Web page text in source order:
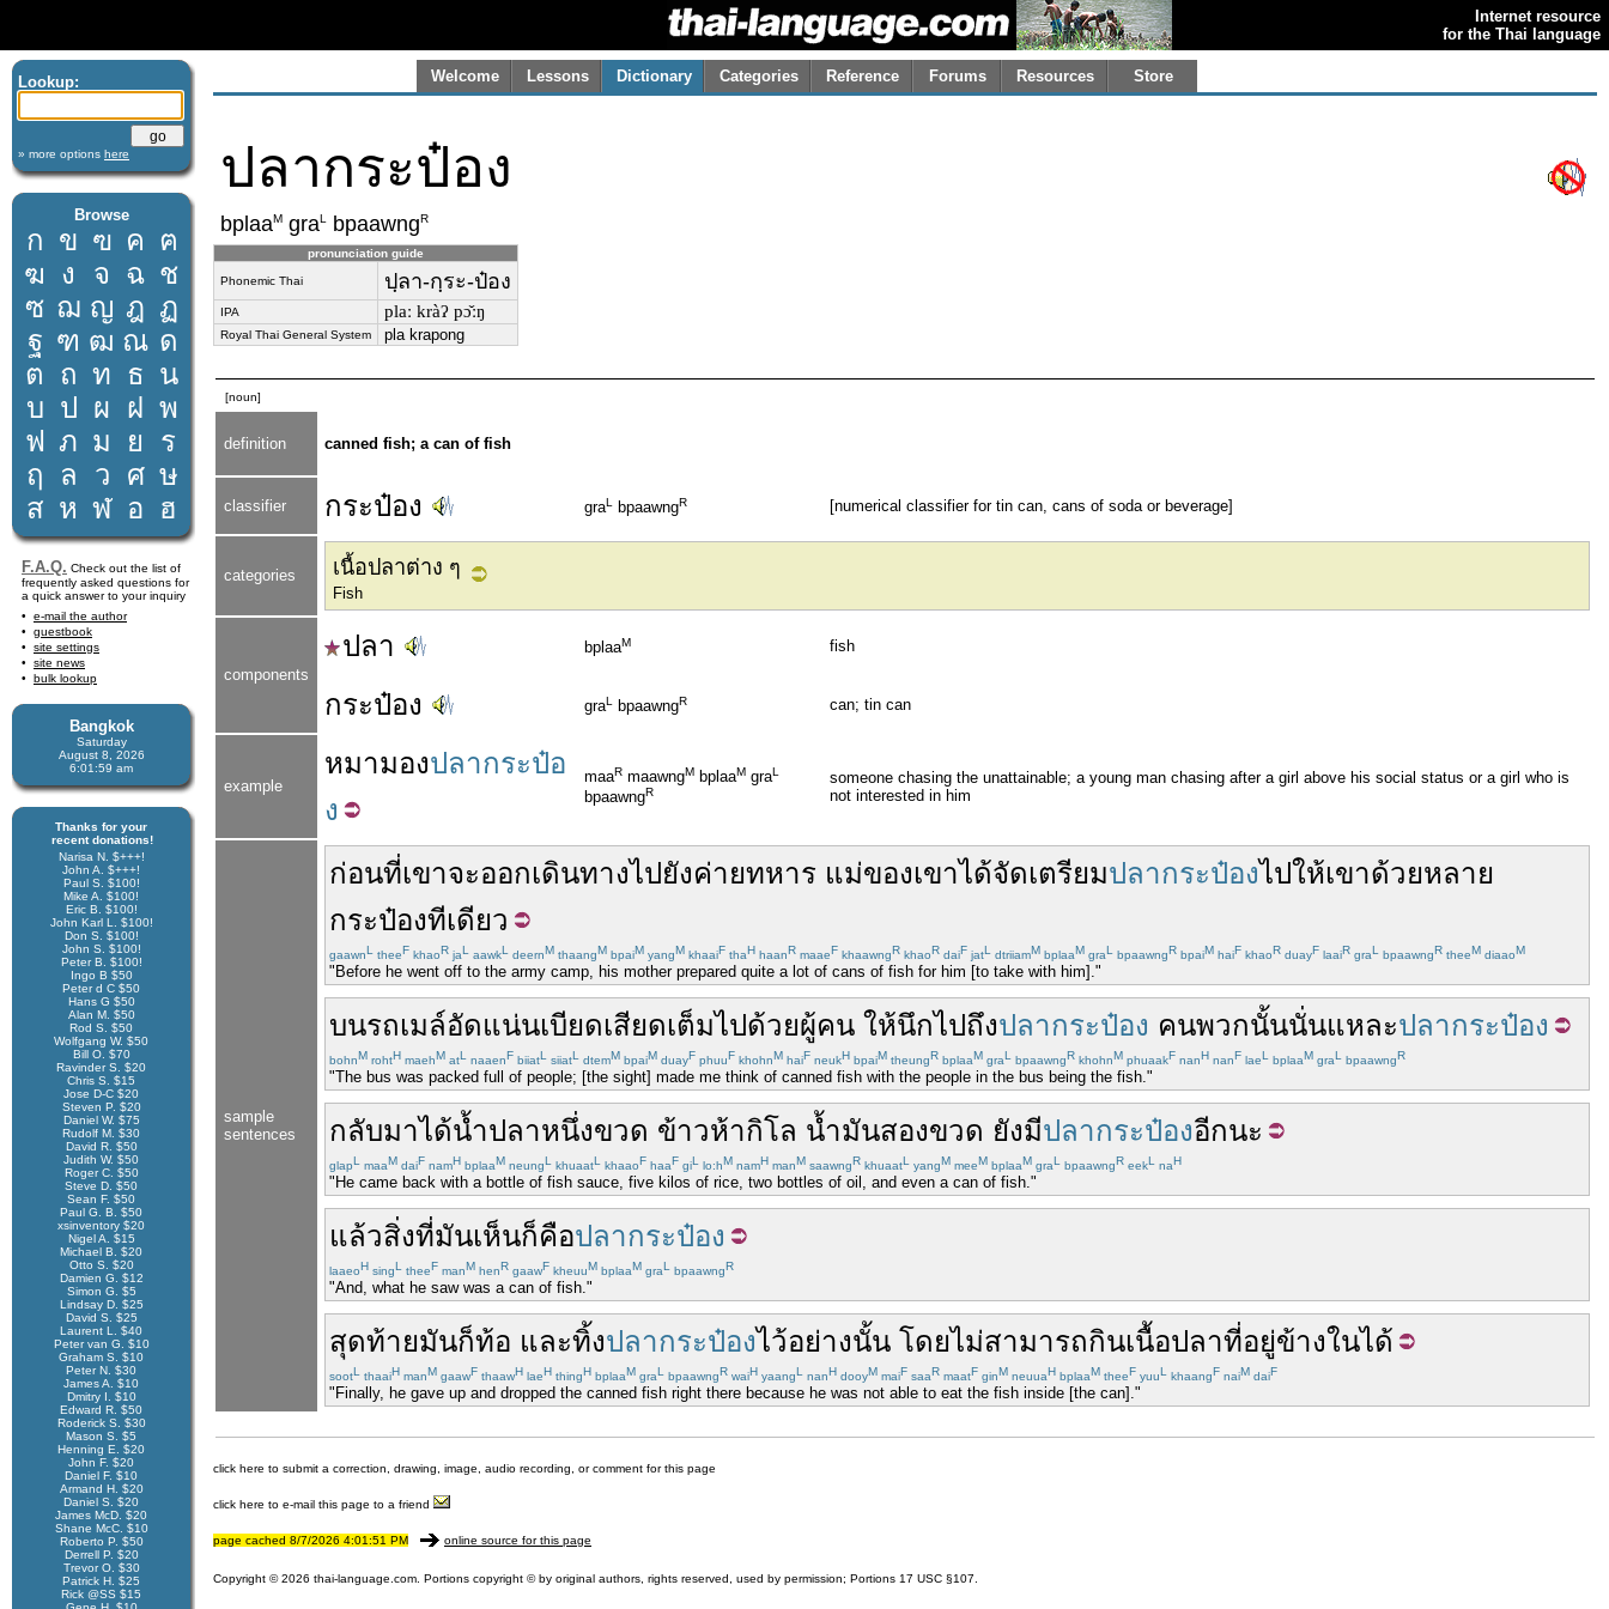
Internet resource
for the Thai language
Lookup:
» more options here
Browse
ก ข ฃ ค ฅ
ฆ ง จ ฉ ช
ซ ฌ ญ ฎ ฏ
ฐ ฑ ฒ ณ ด
ต ถ ท ธ น
บ ป ผ ฝ พ
ฟ ภ ม ย
ร
ฤ
ล ว ศ ษ
ส ห ฬ อ ฮ
F.A.Q. Check out the list of
frequently asked questions for
a quick answer to your inquiry
e-mail the author
guestbook
site settings
site news
bulk lookup
Bangkok
Saturday
August 8, 2026
6:01:59 am
Thanks for your
recent donations!
Narisa N. $+++!
John A. $+++!
Paul S. $100!
Mike A. $100!
Eric B. $100!
John Karl L. $100!
Don S. $100!
John S. $100!
Peter B. $100!
Ingo B $50
Peter d C $50
Hans G $50
Alan M. $50
Rod S. $50
Wolfgang W. $50
Bill O. $70
Ravinder S. $20
Chris S. $15
Jose D-C $20
Steven P. $20
Daniel W. $75
Rudolf M. $30
David R. $50
Judith W. $50
Roger C. $50
Steve D. $50
Sean F. $50
Paul G. B. $50
xsinventory $20
Nigel A. $15
Michael B. $20
Otto S. $20
Damien G. $12
Simon G. $5
Lindsay D. $25
David S. $25
Laurent L. $40
Peter van G. $10
Graham S. $10
Peter N. $30
James A. $10
Dmitry I. $10
Edward R. $50
Roderick S. $30
Mason S. $5
Henning E. $20
John F. $20
Daniel F. $10
Armand H. $20
Daniel S. $20
James McD. $20
Shane McC. $10
Roberto P. $50
Derrell P. $20
Trevor O. $30
Patrick H. $25
Rick @SS $15
Welcome Lessons Dictionary Categories Reference Forums Resources Store
ปลากระป๋อง
bplaaM graL bpaawngR
pronunciation guide
Phonemic Thai ปฺลา-กฺระ-ป๋อง
IPA plaː kràʔ pɔ̌ːŋ
Royal Thai General System pla krapong
[noun]
definition canned fish; a can of fish
classifier กระป๋อง graL bpaawngR [numerical classifier for tin can, cans of soda or beverage]
categories เนื้อปลาต่าง ๆ
Fish
components
ปลา bplaaM fish
กระป๋อง graL bpaawngR can; tin can
example
หมามองปลากระป๋อ
ง
maaR maawngM bplaaM graL
bpaawngR
someone chasing the unattainable; a young man chasing after a girl above his social status or a girl who is
not interested in him
sample
sentences
ก่อนที่เขาจะออกเดินทางไปยังค่ายทหาร แม่ของเขาได้จัดเตรียมปลากระป๋องไปให้เขาด้วยหลาย
กระป๋องทีเดียว
gaawnL theeF khaoR jaL aawkL deernM thaangM bpaiM yangM khaaiF thaH haanR maaeF khaawngR khaoR daiF jatL dtriiamM bplaaM graL bpaawngR bpaiM haiF khaoR duayF laaiR graL bpaawngR theeM diaaoM
"Before he went off to the army camp, his mother prepared quite a lot of cans of fish for him [to take with him]."
บนรถเมล์อัดแน่นเบียดเสียดเต็มไปด้วยผู้คน ให้นึกไปถึงปลากระป๋อง คนพวกนั้นนั่นแหละปลากระป๋อง
bohnM rohtH maehM atL naaenF biiatL siiatL dtemM bpaiM duayF phuuF khohnM haiF neukH bpaiM theungR bplaaM graL bpaawngR khohnM phuaakF nanH nanF laeL bplaaM graL bpaawngR
"The bus was packed full of people; [the sight] made me think of canned fish with the people in the bus being the fish."
กลับมาได้น้ำปลาหนึ่งขวด ข้าวห้ากิโล น้ำมันสองขวด ยังมีปลากระป๋องอีกนะ
glapL maaM daiF namH bplaaM neungL khuaatL khaaoF haaF giL lo:hM namH manM saawngR khuaatL yangM meeM bplaaM graL bpaawngR eekL naH
"He came back with a bottle of fish sauce, five kilos of rice, two bottles of oil, and even a can of fish."
แล้วสิ่งที่มันเห็นก็คือปลากระป๋อง
laaeoH singL theeF manM henR gaawF kheuuM bplaaM graL bpaawngR
"And, what he saw was a can of fish."
สุดท้ายมันก็ท้อ และทิ้งปลากระป๋องไว้อย่างนั้น โดยไม่สามารถกินเนื้อปลาที่อยู่ข้างในได้
sootL thaaiH manM gaawF thaawH laeH thingH bplaaM graL bpaawngR waiH yaangL nanH dooyM maiF saaR maatF ginM neuuaH bplaaM theeF yuuL khaangF naiM daiF
"Finally, he gave up and dropped the canned fish right there because he was not able to eat the fish inside [the can]."
click here to submit a correction, drawing, image, audio recording, or comment for this page
click here to e-mail this page to a friend
page cached 8/7/2026 4:01:51 PM online source for this page
Copyright © 2026 thai-language.com. Portions copyright © by original authors, rights reserved, used by permission; Portions 17 USC §107